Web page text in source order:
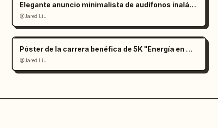
Elegante anuncio minimalista de audífonos inalámbricos
@Jared Liu
Póster de la carrera benéfica de 5K "Energía en Movimiento"
@Jared Liu